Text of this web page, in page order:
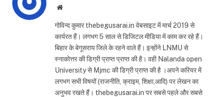
Website
गोविन्द कुमार thebegusarai.in वेबसाइट में मार्च 2019 से
कार्यरत हैं। लगभग 5 साल से डिजिटल मीडिया में काम कर रहे हैं।
बिहार के बेगूसराय जिले के रहने वाले हैं। इन्होंने LNMU से
स्नाकोत्तर की डिग्री प्राप्त प्राप्त की है। वही Nalanda open
University से Mjmc की डिग्री प्राप्त की है ।अपने करियर में
लगभग सभी विषयों (राजनीति, क्राइम, शिक्षा,आदि) पर लेखन का
अनुभव रखते हैं। thebegusarai.in पर सबसे पहले और सबसे